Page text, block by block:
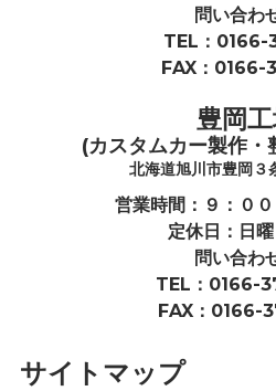
問い合わ
TEL：0166-
FAX：0166-
豊岡
(カスタムカー製作・
北海道旭川市豊岡３
営業時間：９：０
定休日：日曜
問い合わ
TEL：0166-
FAX：0166-
サイトマップ